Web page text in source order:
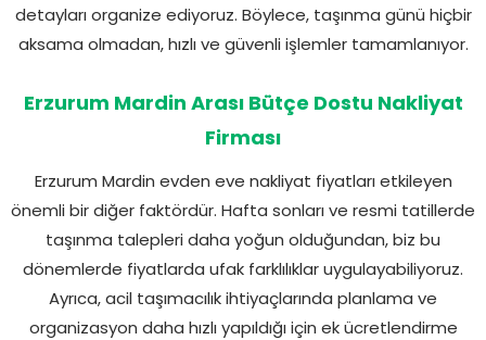
detayları organize ediyoruz. Böylece, taşınma günü hiçbir
aksama olmadan, hızlı ve güvenli işlemler tamamlanıyor.
Erzurum Mardin Arası Bütçe Dostu Nakliyat
Firması
Erzurum Mardin evden eve nakliyat fiyatları etkileyen
önemli bir diğer faktördür. Hafta sonları ve resmi tatillerde
taşınma talepleri daha yoğun olduğundan, biz bu
dönemlerde fiyatlarda ufak farklılıklar uygulayabiliyoruz.
Ayrıca, acil taşımacılık ihtiyaçlarında planlama ve
organizasyon daha hızlı yapıldığı için ek ücretlendirme